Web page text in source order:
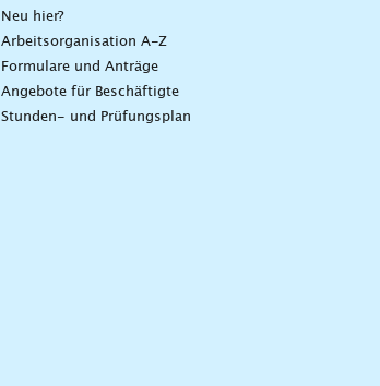
Neu hier?
Arbeitsorganisation A-Z
Formulare und Anträge
Angebote für Beschäftigte
Stunden- und Prüfungsplan